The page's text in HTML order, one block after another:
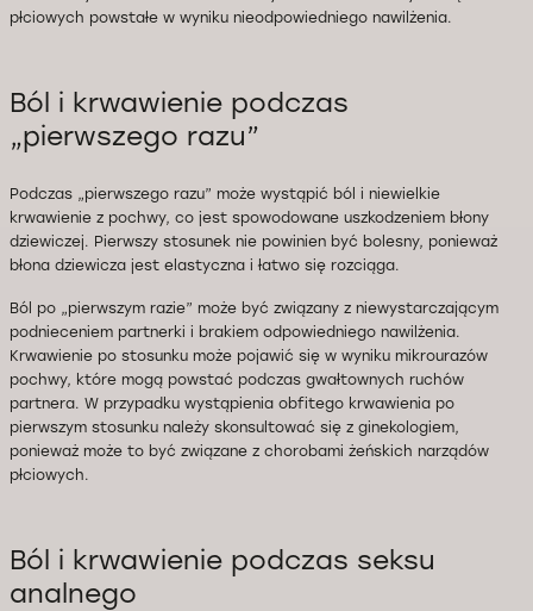
płciowych powstałe w wyniku nieodpowiedniego nawilżenia.
Ból i krwawienie podczas
„pierwszego razu”
Podczas „pierwszego razu” może wystąpić ból i niewielkie
krwawienie z pochwy, co jest spowodowane uszkodzeniem błony
dziewiczej. Pierwszy stosunek nie powinien być bolesny, ponieważ
błona dziewicza jest elastyczna i łatwo się rozciąga.
Ból po „pierwszym razie” może być związany z niewystarczającym
podnieceniem partnerki i brakiem odpowiedniego nawilżenia.
Krwawienie po stosunku może pojawić się w wyniku mikrourazów
pochwy, które mogą powstać podczas gwałtownych ruchów
partnera. W przypadku wystąpienia obfitego krwawienia po
pierwszym stosunku należy skonsultować się z ginekologiem,
ponieważ może to być związane z chorobami żeńskich narządów
płciowych.
Ból i krwawienie podczas seksu
analnego